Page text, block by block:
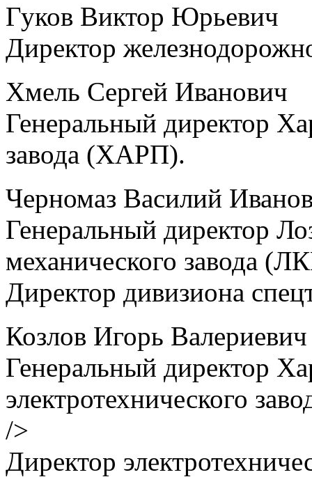
Гуков Виктор Юрьевич
Директор
Хмель Сергей Иванович
Генеральный директор
завода (ХАРП).
Черномаз Василий
Генеральный директор
механического завода
Директор дивизиона
Козлов Игорь Валериевич
Генеральный директор
электротехнического
/>
Директор